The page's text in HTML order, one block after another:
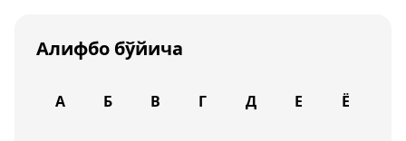
Алифбо бўйича
А Б В Г Д Е Ё